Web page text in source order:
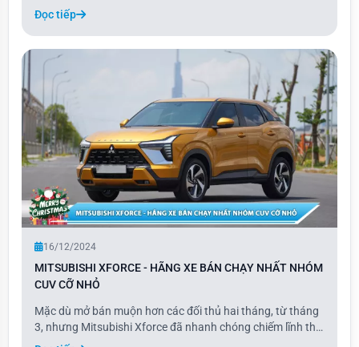
phát triển, Proton đã lựa chọn rebadge mẫu xe của thương
hiệu Trung Quốc, vì vậy thiết kế và các cấu phần của eMas
7 gần như giống hệt Galaxy E5, ch
Đọc tiếp
16/12/2024
MITSUBISHI XFORCE - HÃNG XE BÁN CHẠY NHẤT NHÓM
CUV CỠ NHỎ
Mặc dù mở bán muộn hơn các đối thủ hai tháng, từ tháng
3, nhưng Mitsubishi Xforce đã nhanh chóng chiếm lĩnh thị
trường và dẫn đầu phân khúc crossover (CUV) cỡ B với